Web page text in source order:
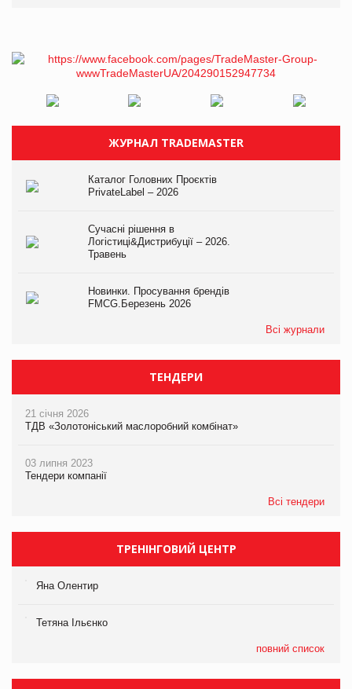
ЖУРНАЛ TRADEMASTER
Каталог Головних Проєктів
PrivateLabel – 2026
Сучасні рішення в
Логістиці&Дистрибуції – 2026.
Травень
Новинки. Просування брендів
FMCG.Березень 2026
Всі журнали
ТЕНДЕРИ
21 січня 2026
ТДВ «Золотоніський маслоробний комбінат»
03 липня 2023
Тендери компанії
Всі тендери
ТРЕНІНГОВИЙ ЦЕНТР
Яна Олентир
Тетяна Ільєнко
повний список